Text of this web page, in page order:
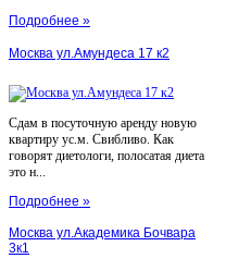
Подробнее »
Москва ул.Амундеса 17 к2
Сдам в посуточную аренду новую
квартиру ус.м. Свибливо. Как
говорят диетологи, полосатая диета
это н...
Подробнее »
Москва ул.Академика Бочвара
3к1